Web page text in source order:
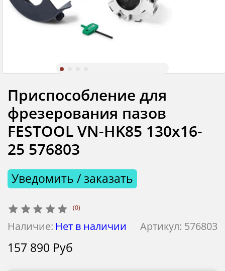
(0)
Артикул: 576803
Наличие: Нет в наличии
Уведомить / заказать
Приспособление для
фрезерования пазов
FESTOOL VN-HK85 130x16-
25 576803
157 890 Руб